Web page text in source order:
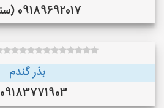
09189692017 (سنندج )
بذر گندم
09183771903 ()